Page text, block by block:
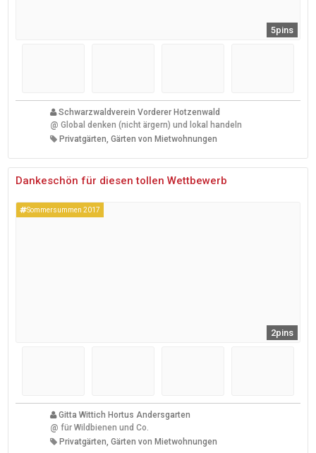
5pins
Schwarzwaldverein Vorderer Hotzenwald
@ Global denken (nicht ärgern) und lokal handeln
Privatgärten, Gärten von Mietwohnungen
Dankeschön für diesen tollen Wettbewerb
Sommersummen 2017
2pins
Gitta Wittich Hortus Andersgarten
@ für Wildbienen und Co.
Privatgärten, Gärten von Mietwohnungen